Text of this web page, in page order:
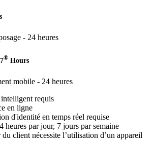
- 24 heures
® Hours
mobile - 24 heures
requis
en ligne
d'identité en temps réel requise
heures par jour, 7 jours par semaine
client nécessite l’utilisation d’un appareil